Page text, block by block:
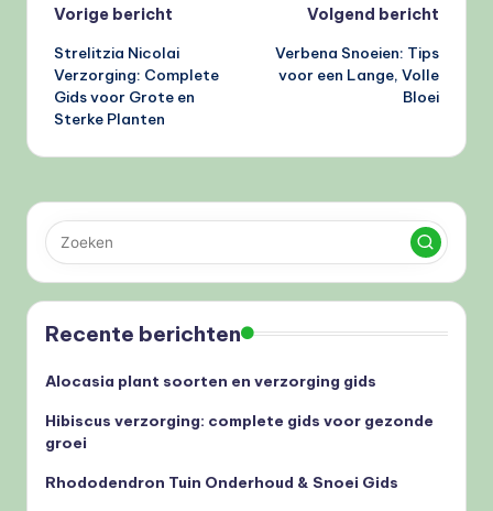
Bericht
navigatie
Vorige bericht
Strelitzia Nicolai
Verzorging: Complete
Gids voor Grote en
Sterke Planten
Volgend bericht
Verbena Snoeien: Tips
voor een Lange, Volle
Bloei
Recente berichten
Alocasia plant soorten en verzorging gids
Hibiscus verzorging: complete gids voor gezonde
groei
Rhododendron Tuin Onderhoud & Snoei Gids